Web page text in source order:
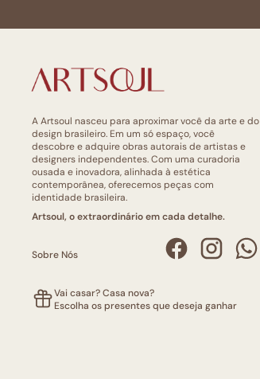
A Artsoul nasceu para aproximar você da arte e do
design brasileiro. Em um só espaço, você
descobre e adquire obras autorais de artistas e
designers independentes. Com uma curadoria
ousada e inovadora, alinhada à estética
contemporânea, oferecemos peças com
identidade brasileira.
Artsoul, o extraordinário em cada detalhe.
Sobre Nós
Vai casar? Casa nova?
Escolha os presentes que deseja ganhar